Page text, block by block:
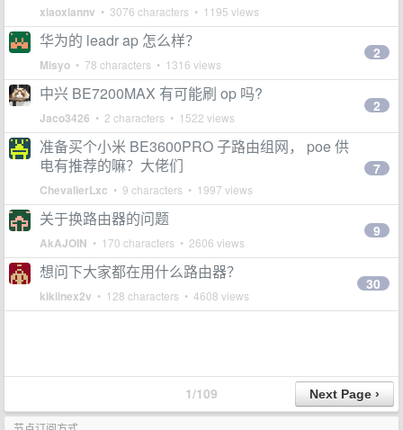
xiaoxiannv • 3076 characters • 1195 views
华为的 leadr ap 怎么样？
Misyo • 78 characters • 1316 views
2
中兴 BE7200MAX 有可能刷 op 吗?
Jaco3426 • 2 characters • 1522 views
2
准备买个小米 BE3600PRO 子路由组网， poe 供
电有推荐的嘛？大佬们
ChevalierLxc • 9 characters • 1997 views
7
关于换路由器的问题
AkAJOIN • 170 characters • 2606 views
9
想问下大家都在用什么路由器？
kikiinex2v • 128 characters • 4608 views
30
1/109